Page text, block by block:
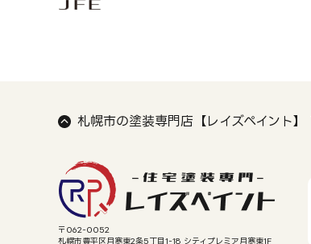
札幌市の塗装専門店【レイズペイント】
〒062-0052
札幌市豊平区月寒東2条5丁目1-18 シティプレミア月寒東1F